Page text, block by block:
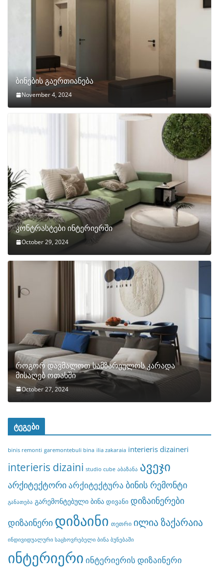
ბინების გაერთიანება
November 4, 2024
კონტრასტები ინტერიერში
October 29, 2024
როგორ დავმალოთ სამზარეულოს კარადა
მისაღებ ოთახში
October 27, 2024
ტეგები
binis remonti garemontebuli bina ilia zakaraia interieris dizaineri
interieris dizaini studio cube აბაზანა ავეჯი
არქიტექტორიარქიტექტურა ბინის რემონტი
განათება გარემონტებული ბინა დივანი დიზაინერები
დიზაინერი დიზაინი თეთრი ილია ზაქარაია
ინდივიდუალური საცხოვრებელი ბინა ბუნებაში
ინტერიერი ინტერიერის დიზაინერი